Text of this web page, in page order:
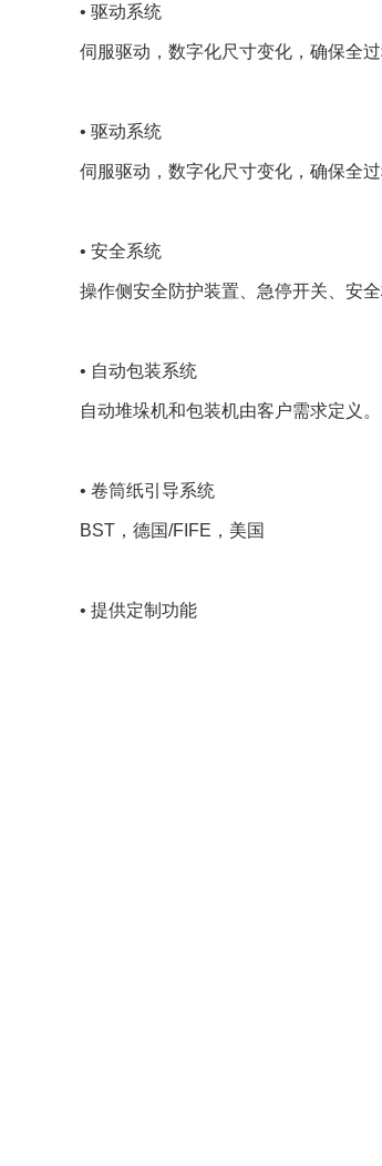
• 驱动系统
伺服驱动，数字化尺寸变化，确保全过
• 驱动系统
伺服驱动，数字化尺寸变化，确保全过
• 安全系统
操作侧安全防护装置、急停开关、安
• 自动包装系统
自动堆垛机和包装机由客户需求定义。
• 卷筒纸引导系统
BST，德国/FIFE，美国
• 提供定制功能